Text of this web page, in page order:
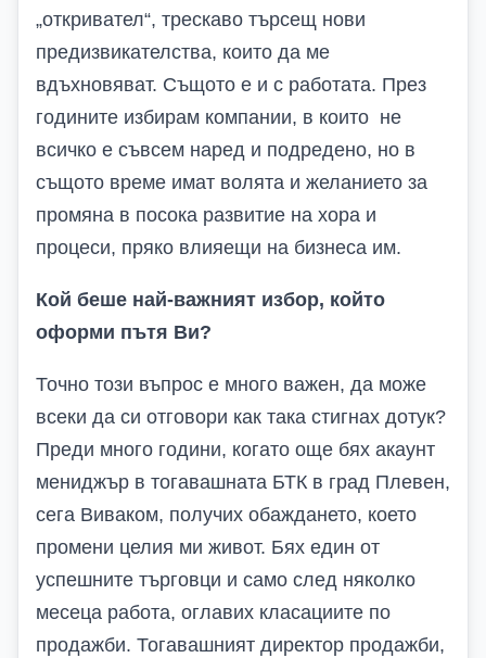
„откривател“, трескаво търсещ нови
предизвикателства, които да ме
вдъхновяват. Същото е и с работата. През
годините избирам компании, в които не
всичко е съвсем наред и подредено, но в
същото време имат волята и желанието за
промяна в посока развитие на хора и
процеси, пряко влияещи на бизнеса им.
Кой беше най-важният избор, който
оформи пътя Ви?
Точно този въпрос е много важен, да може
всеки да си отговори как така стигнах дотук?
Преди много години, когато още бях акаунт
мениджър в тогавашната БТК в град Плевен,
сега Виваком, получих обаждането, което
промени целия ми живот. Бях един от
успешните търговци и само след няколко
месеца работа, оглавих класациите по
продажби. Тогавашният директор продажби,